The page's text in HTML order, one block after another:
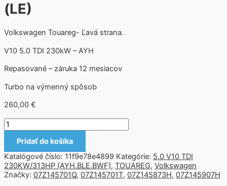
(LE)
Volkswagen Touareg- Ľavá strana.
V10 5.0 TDI 230kW – AYH
Repasované – záruka 12 mesiacov
Turbo na výmenný spôsob
260,00 €
Pridať do košíka
Katalógové číslo: 11f9e78e4899 Kategórie: 5.0 V10 TDI
230KW/313HP (AYH.BLE.BWF), TOUAREG, Volkswagen
Značky: 07Z145701Q, 07Z145701T, 07Z145873H, 07Z145907H